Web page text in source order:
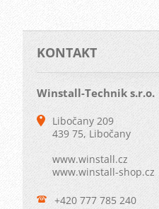
KONTAKT
Winstall-Technik s.r.o.
Libočany 209
439 75, Libočany
www.winstall.cz
www.winstall-shop.cz
+420 777 785 240